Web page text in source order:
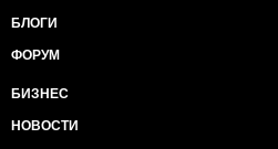
БЛОГИ
ФОРУМ
БИЗНЕС
НОВОСТИ